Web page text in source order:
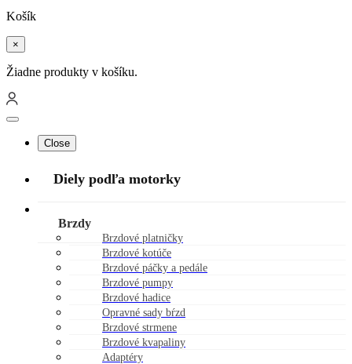
Košík
×
Žiadne produkty v košíku.
Close
Diely podľa motorky
Brzdy
Brzdové platničky
Brzdové kotúče
Brzdové páčky a pedále
Brzdové pumpy
Brzdové hadice
Opravné sady bŕzd
Brzdové strmene
Brzdové kvapaliny
Adaptéry